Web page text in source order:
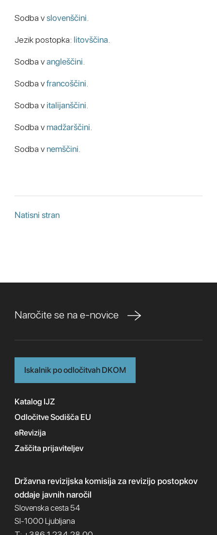
Sodba vslovenščini
Jezik postopka: litovščina
Sodba vangleščini
Sodba vfrancoščini
Sodba v italijanščini
Sodba v madžarščini
Sodba v nemščini
Natisni stran
Naročite se na e-novice
Iskalnik po odločitvah DKOM
Katalog IJZ
Odločitve Sodišča EU
eRevizija
Zaščita prijaviteljev
Državna revizijska komisijaza revizijo postopkov
oddaje javnih naročil
Slovenska cesta 54
SI-1000 Ljubljana